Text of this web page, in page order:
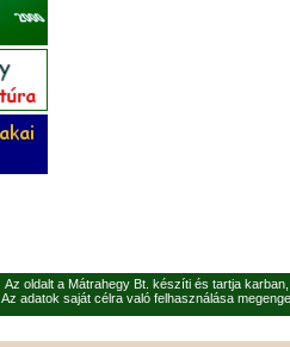
Az oldalt a Mátrahegy Bt. készíti és tartja
Az adatok saját célra való felhasználása